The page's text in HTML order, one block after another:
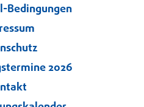
Bedingungen
2026